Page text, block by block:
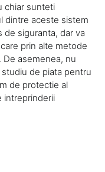
chiar sunteti
dintre aceste sistem
de siguranta, dar va
prin alte metode
asemenea, nu
de piata pentru
de protectie al
intreprinderii